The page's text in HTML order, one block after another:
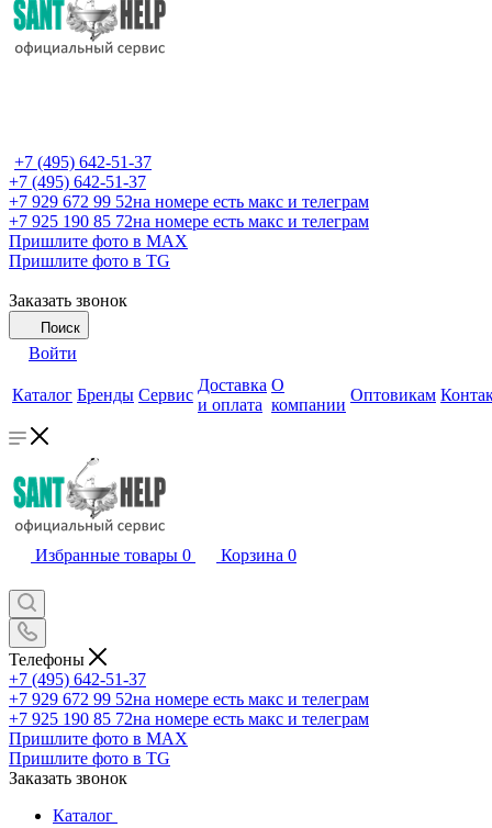
+7 (495) 642-51-37
+7 (495) 642-51-37
+7 929 672 99 52на номере есть макс и телеграм
+7 925 190 85 72на номере есть макс и телеграм
Пришлите фото в MAX
Пришлите фото в TG
Заказать звонок
Поиск
Войти
Каталог Бренды Сервис
Доставка
и оплата
О
компании
Оптовикам
Избранные товары 0 Корзина 0
Телефоны
+7 (495) 642-51-37
+7 929 672 99 52на номере есть макс и телеграм
+7 925 190 85 72на номере есть макс и телеграм
Пришлите фото в MAX
Пришлите фото в TG
Заказать звонок
Каталог